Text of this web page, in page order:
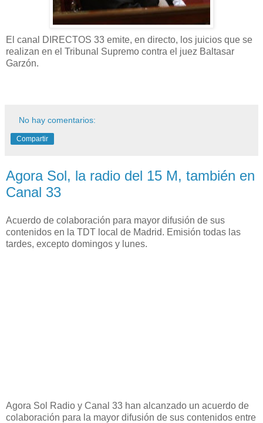
El canal DIRECTOS 33 emite, en directo, los juicios que se
realizan en el Tribunal Supremo contra el juez Baltasar
Garzón.
No hay comentarios:
Compartir
Agora Sol, la radio del 15 M, también en
Canal 33
Acuerdo de colaboración para mayor difusión de sus
contenidos en la TDT local de Madrid. Emisión todas las
tardes, excepto domingos y lunes.
Agora Sol Radio y Canal 33 han alcanzado un acuerdo de
colaboración para la mayor difusión de sus contenidos entre